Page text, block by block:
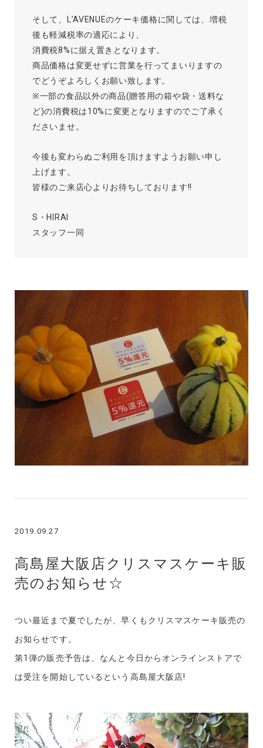
そして、L’AVENUEのケーキ価格に関しては、増税
後も軽減税率の適応により、
消費税8%に据え置きとなります。
商品価格は変更せずに営業を行ってまいりますの
でどうぞよろしくお願い致します。
※一部の食品以外の商品(贈答用の箱や袋・送料な
ど)の消費税は10%に変更となりますのでご了承く
ださいませ。
今後も変わらぬご利用を頂けますようお願い申し
上げます。
皆様のご来店心よりお待ちしております!!
S・HIRAI
スタッフ一同
2019.09.27
高島屋大阪店クリスマスケーキ販
売のお知らせ☆
つい最近まで夏でしたが、早くもクリスマスケーキ販売の
お知らせです。
第1弾の販売予告は、なんと今日からオンラインストアで
は受注を開始しているという高島屋大阪店!